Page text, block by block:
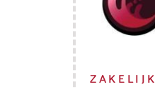
ZAKELIJK